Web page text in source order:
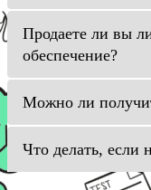
Продаете ли вы
обеспечение?
Можно ли
Что делать, если